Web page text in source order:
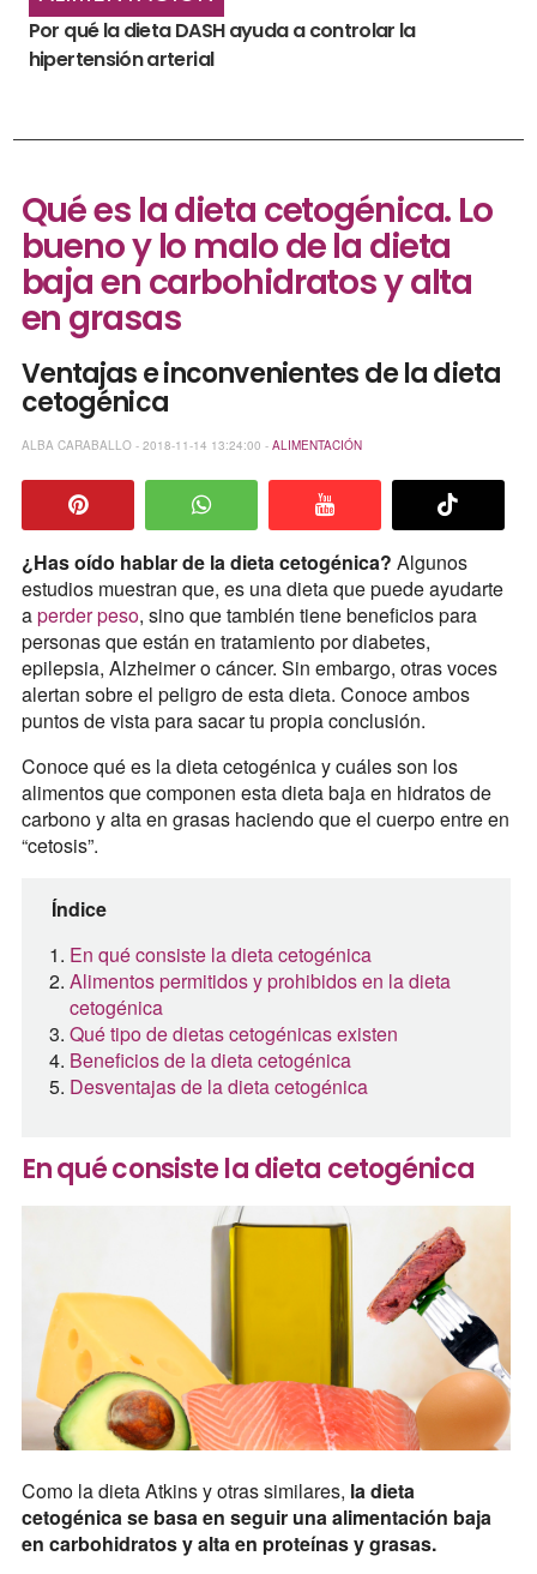
Por qué la dieta DASH ayuda a controlar la
hipertensión arterial
Qué es la dieta cetogénica. Lo
bueno y lo malo de la dieta
baja en carbohidratos y alta
en grasas
Ventajas e inconvenientes de la dieta
cetogénica
ALBA CARABALLO - 2018-11-14 13:24:00 - ALIMENTACIÓN
¿Has oído hablar de la dieta cetogénica? Algunos
estudios muestran que, es una dieta que puede ayudarte
aperder peso, sino que también tiene beneficios para
personas que están en tratamiento por diabetes,
epilepsia, Alzheimer o cáncer. Sin embargo, otras voces
alertan sobre el peligro de esta dieta. Conoce ambos
puntos de vista para sacar tu propia conclusión.
Conoce qué es la dieta cetogénica y cuáles son los
alimentos que componen esta dieta baja en hidratos de
carbono y alta en grasas haciendo que el cuerpo entre en
“cetosis”.
Índice
En qué consiste la dieta cetogénica
Alimentos permitidos y prohibidos en la dieta
cetogénica
Qué tipo de dietas cetogénicas existen
Beneficios de la dieta cetogénica
Desventajas de la dieta cetogénica
En qué consiste la dieta cetogénica
Como la dieta Atkins y otras similares, la dieta
cetogénica se basa en seguir una alimentación baja
en carbohidratos y alta en proteínas y grasas.